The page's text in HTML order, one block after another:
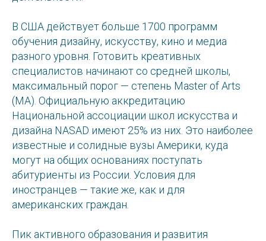
В США действует больше 1700 программ
обучения дизайну, искусству, кино и медиа
разного уровня. Готовить креативных
специалистов начинают со средней школы,
максимальный порог — степень Master of Arts
(MA). Официальную аккредитацию
Национальной ассоциации школ искусства и
дизайна NASAD имеют 25% из них. Это наиболее
известные и солидные вузы Америки, куда
могут на общих основаниях поступать
абитуриенты из России. Условия для
иностранцев — такие же, как и для
американских граждан.
Пик активного образования и развития